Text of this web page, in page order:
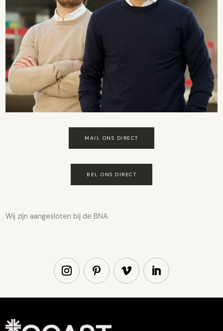
MAIL ONS DIRECT
BEL ONS DIRECT
Wij zijn aangesloten bij de BNA.